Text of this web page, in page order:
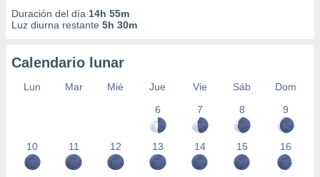
Duración del día 14h 55m
Luz diurna restante 5h 30m
Calendario lunar
Lun Mar Mié Jue Vie Sáb
Dom
6
7 8 9
10 11 12 13 14 15 16